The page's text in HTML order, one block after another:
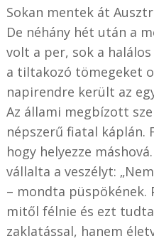
Sokan mentek át
De néhány hét után a
volt a per, sok a
a tiltakozó tömegeket
napirendre került az
Az állami megbízott
népszerű fiatal káplán.
hogy helyezze
vállalta a veszélyt:
– mondta püspökének.
mitől félnie és ezt
zaklatással, hanem